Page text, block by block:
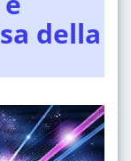
della